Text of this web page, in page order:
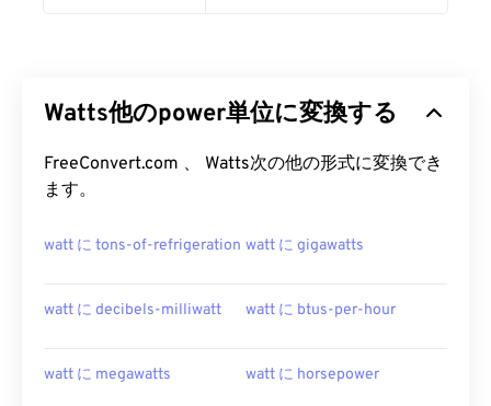
Watts他のpower単位に変換する
FreeConvert.com 、 Watts次の他の形式に変換でき
ます。
watt に tons-of-refrigeration watt に gigawatts
watt に decibels-milliwatt watt に btus-per-hour
watt に megawatts watt に horsepower